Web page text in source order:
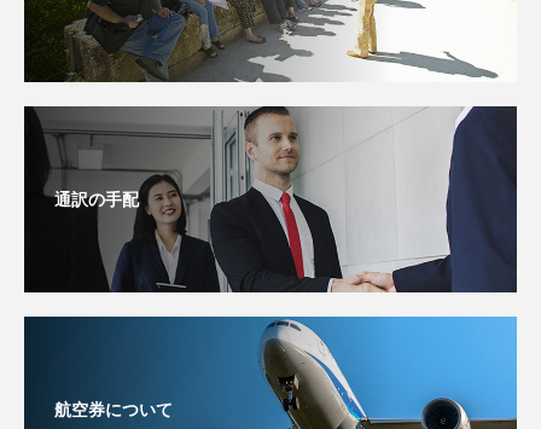
通訳の手配
航空券について